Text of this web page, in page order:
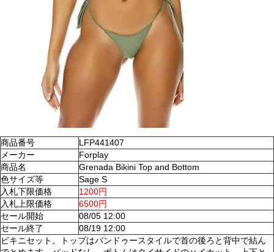
商品番号
LFP441407
メーカー
Forplay
商品名
Grenada Bikini Top and Bottom
色サイズ等
Sage S
入札下限価格
1200円
入札上限価格
6500円
セール開始
08/05 12:00
セール終了
08/19 12:00
ビキニセット。トップはバンドゥースタイルで首の後ろと背中で結ん